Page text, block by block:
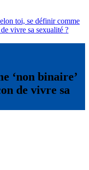
toi, se définir comme
vivre sa sexualité ?
‘non binaire’
de vivre sa